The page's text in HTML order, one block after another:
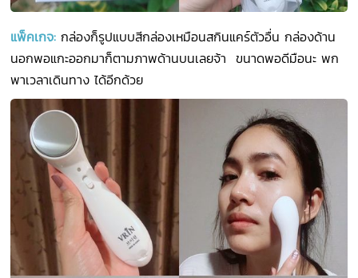
แพ็คเกจ:กล่องก็รูปแบบสีกล่องเหมือนสกินแคร์ตัวอื่น กล่องด้าน
นอกพอแกะออกมาก็ตามภาพด้านบนเลยจ้า ขนาดพอดีมือนะ พก
พาเวลาเดินทาง ได้อีกด้วย